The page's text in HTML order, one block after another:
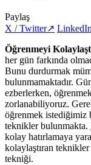
Paylaş
X / Twitter↗ LinkedIn
Öğrenmeyi
her gün farkında
Bunu durdurmak
bulunmamaktadır.
ezberlerken,
zorlanabiliyoruz.
öğrenmek istediğimiz
teknikler bulunmakta.
kolay hatırlamaya
kolaylaştıran
tekniği.